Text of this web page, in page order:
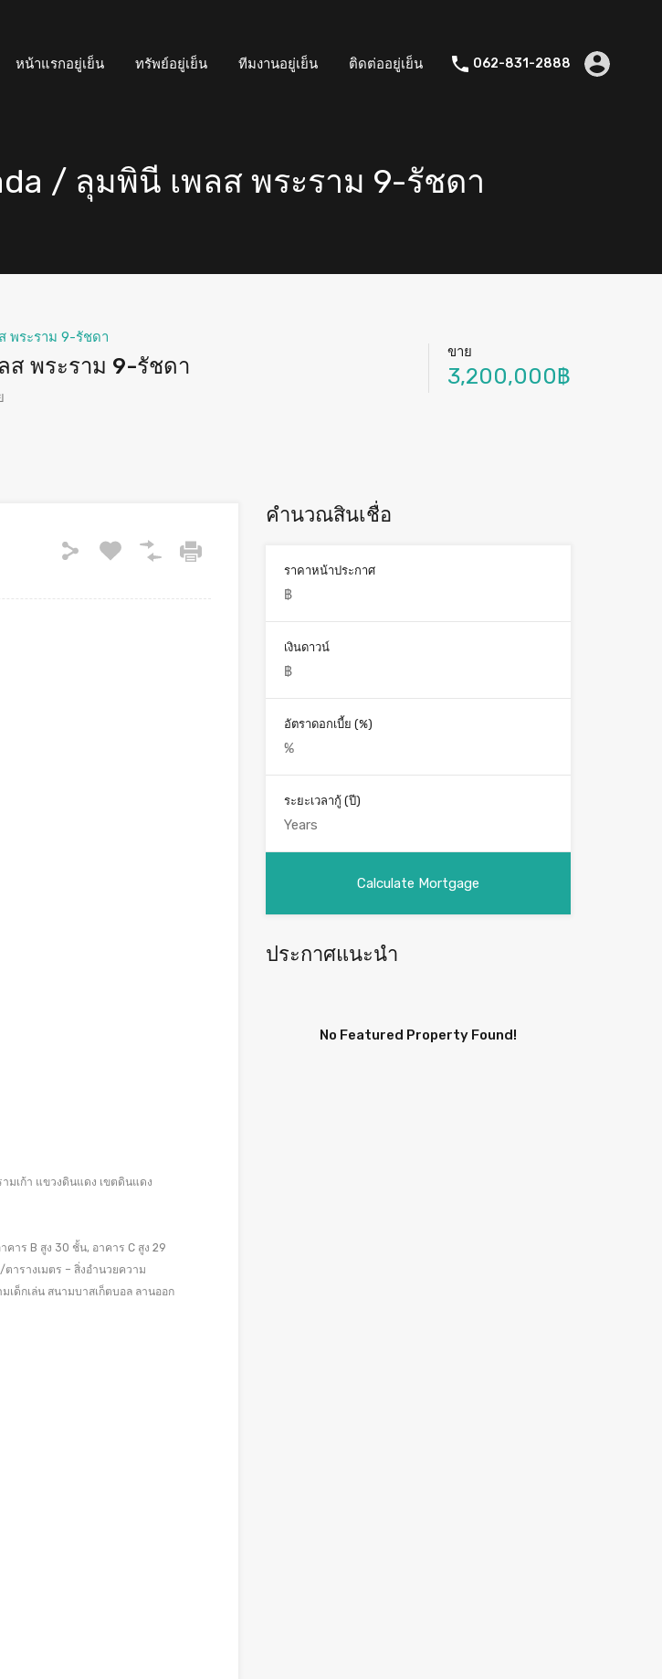
หน้าแรกอยู่เย็น ทรัพย์อยู่เย็น ทีมงานอยู่เย็น ติดต่ออยู่เย็น 062-831-2888
/ ลุมพินี เพลส พระราม 9-รัชดา
พระราม 9-รัชดา
ส พระราม 9-รัชดา
ขาย
3,200,000฿
ามเก้า แขวงดินแดง เขตดินแดง
าร B สูง 30 ชั้น, อาคาร C สูง 29
ารางเมตร – สิ่งอำนวยความ
เด็กเล่น สนามบาสเก็ตบอล ลานออก
คำนวณสินเชื่อ
ราคาหน้าประกาศ
เงินดาวน์
อัตราดอกเบี้ย (%)
ระยะเวลากู้ (ปี)
ประกาศแนะนำ
No Featured Property Found!